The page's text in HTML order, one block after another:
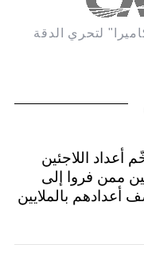
لتحري الدقة
أعداد اللاجئين
ممن فروا إلى
أعدادهم بالملايين